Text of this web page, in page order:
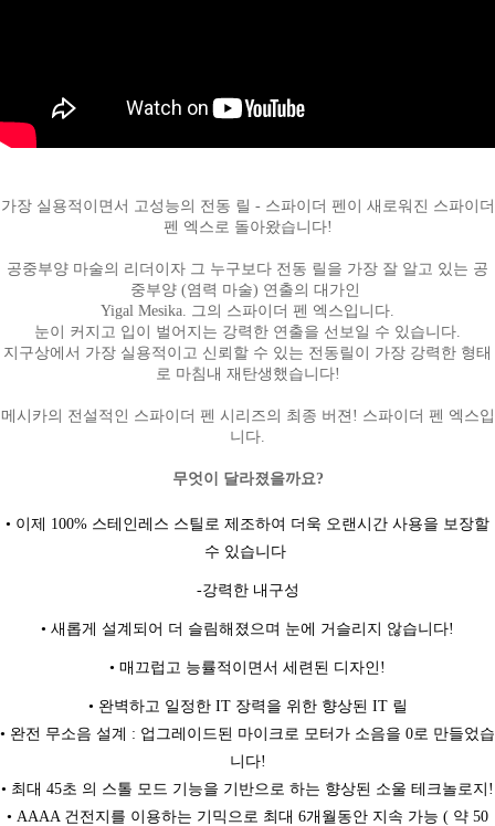
페이코 ID로
PAYCO 바로
가장 실용적이면서 고성능의 전동 릴 - 스파이더 펜이 새로워진 스파이더
펜 엑스로 돌아왔습니다!
공중부양 마술의 리더이자 그 누구보다 전동 릴을 가장 잘 알고 있는 공
중부양 (염력 마술) 연출의 대가인
Yigal Mesika. 그의 스파이더 펜 엑스입니다.
눈이 커지고 입이 벌어지는 강력한 연출을 선보일 수 있습니다.
지구상에서 가장 실용적이고 신뢰할 수 있는 전동릴이 가장 강력한 형태
로 마침내 재탄생했습니다!
메시카의 전설적인 스파이더 펜 시리즈의 최종 버젼! 스파이더 펜 엑스입
니다.
무엇이 달라졌을까요?
• 이제 100% 스테인레스 스틸로 제조하여 더욱 오랜시간 사용을 보장할
수 있습니다
-강력한 내구성
• 새롭게 설계되어 더 슬림해졌으며 눈에 거슬리지 않습니다!
• 매끄럽고 능률적이면서 세련된 디자인!
• 완벽하고 일정한 IT 장력을 위한 향상된 IT 릴
• 완전 무소음 설계 : 업그레이드된 마이크로 모터가 소음을 0로 만들었습
니다!
• 최대 45초 의 스톨 모드 기능을 기반으로 하는 향상된 소울 테크놀로지!
• AAAA 건전지를 이용하는 기믹으로 최대 6개월동안 지속 가능 ( 약 50